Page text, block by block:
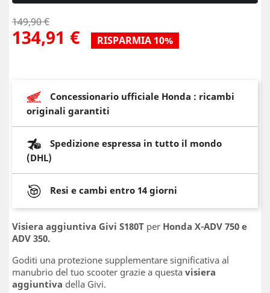
149,90 €
134,91 € RISPARMIA 10%
Concessionario ufficiale Honda : ricambi
originali garantiti
Spedizione espressa in tutto il mondo
(DHL)
Resi e cambi entro 14 giorni
Visiera aggiuntiva Givi S180T per Honda X-ADV 750 e
ADV 350.
Goditi una protezione supplementare significativa al
manubrio del tuo scooter grazie a questa visiera
aggiuntiva della Givi.